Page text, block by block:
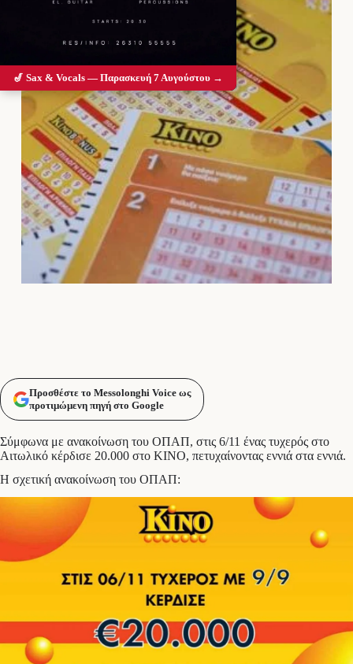
Προσθέστε το Messolonghi Voice ως
προτιμώμενη πηγή στο Google
Σύμφωνα με ανακοίνωση του ΟΠΑΠ, στις 6/11 ένας τυχερός στο
Αιτωλικό κέρδισε 20.000 στο ΚΙΝΟ, πετυχαίνοντας εννιά στα εννιά.
Η σχετική ανακοίνωση του ΟΠΑΠ:
🎷 Sax & Vocals — Παρασκευή 7 Αυγούστου →